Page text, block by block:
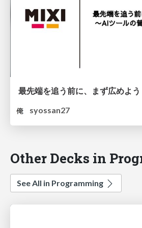
syossan27
Other Decks in
See All in Programming